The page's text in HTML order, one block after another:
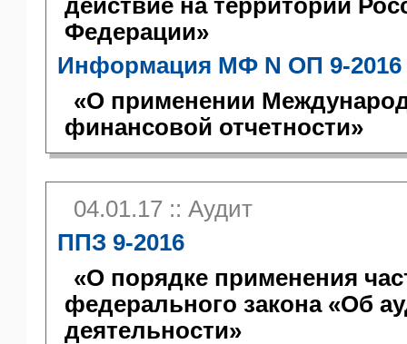
Федерации»
Информация МФ N ОП 9-2016
«О применении
финансовой отчетности»
04.01.17 :: Аудит
ППЗ 9-2016
«О порядке применения
федерального закона «Об
деятельности»